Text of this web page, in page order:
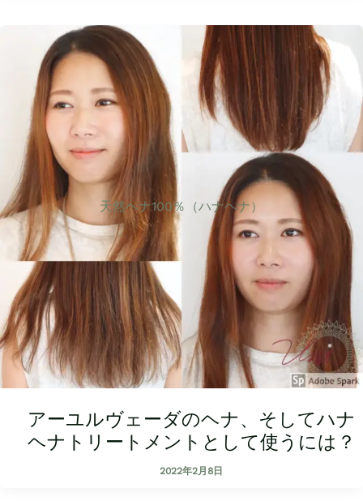
天然ヘナ100％（ハナヘナ）
アーユルヴェーダのヘナ、そしてハナ
ヘナトリートメントとして使うには？
2022年2月8日